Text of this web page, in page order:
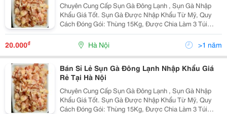
Chuyên Cung Cấp Sụn Gà Đông Lạnh , Sụn Gà Nhập
Khẩu Giá Tốt. Sụn Gà Được Nhập Khẩu Từ Mỹ, Quy
Cách Đóng Gói: Thùng 15Kg, Được Chia Làm 3 Túi
Nhỏ. Sản Phẩm Sụn Gà Luôn Được Bảo Quản Đông
Lạnh Ở Nhiệt Độ - 18 Độ C, Đảm Bảo Về Chất Lượng,
Phù Hợp Với...
20.000₫ Hà Nội >1 năm
Bán Sỉ Lẻ Sụn Gà Đông Lạnh Nhập Khẩu Giá
Rẻ Tại Hà Nội
Chuyên Cung Cấp Sụn Gà Đông Lạnh , Sụn Gà Nhập
Khẩu Giá Tốt. Sụn Gà Được Nhập Khẩu Từ Mỹ, Quy
Cách Đóng Gói: Thùng 15Kg, Được Chia Làm 3 Túi